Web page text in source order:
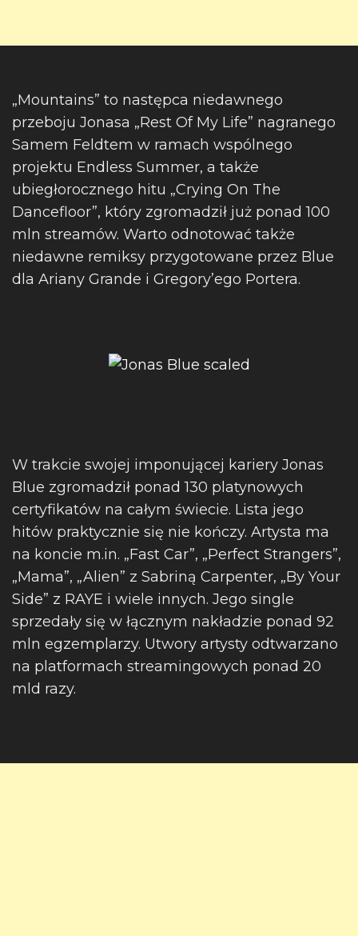
„Mountains” to następca niedawnego
przeboju Jonasa „Rest Of My Life” nagranego
Samem Feldtem w ramach wspólnego
projektu Endless Summer, a także
ubiegłorocznego hitu „Crying On The
Dancefloor”, który zgromadził już ponad 100
mln streamów. Warto odnotować także
niedawne remiksy przygotowane przez Blue
dla Ariany Grande i Gregory’ego Portera.
W trakcie swojej imponującej kariery Jonas
Blue zgromadził ponad 130 platynowych
certyfikatów na całym świecie. Lista jego
hitów praktycznie się nie kończy. Artysta ma
na koncie m.in. „Fast Car”, „Perfect Strangers”,
„Mama”, „Alien” z Sabriną Carpenter, „By Your
Side” z RAYE i wiele innych. Jego single
sprzedały się w łącznym nakładzie ponad 92
mln egzemplarzy. Utwory artysty odtwarzano
na platformach streamingowych ponad 20
mld razy.